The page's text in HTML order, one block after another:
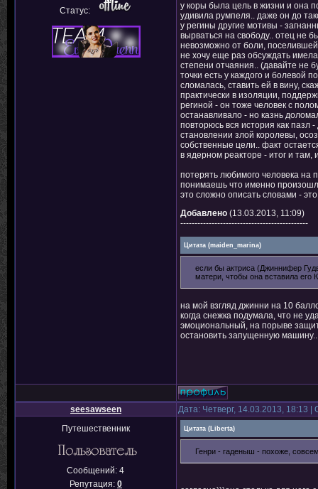
Статус:
у коры была цель в жизни и она
удивила румпеля.. даже он до
у регины другие мотивы -
вырваться на свободу.. отец не
невозможно от боли,
не хочу еще раз обсуждать
степени отчаяния.. (давайте не
точки есть у каждого и болевой
сломалась, ставить ей в вину,
практически в изоляции,
региной - он тоже человек с
останавливало - но казнь
повторюсь вся история как пазл
становлении злой королевы,
собственные цели.. факт
в ядерном реакторе - итог и
потерять любимого человека на
понимаешь что именно
это сложно описать словами -
Добавлено (13.03.2013, 11:09)
---------------------------------------------
Цитата (maiden_marina)
если бы актриса (Джиннифер
матери, чтобы она вставила его
на мой взгляд джинни на 10
когда снежка подумала, что не
эмоциональный, на порыве
остановить запущенную
seesawseen
Дата: Четверг, 14.03.2013, 18:13
Путешественник
Сообщений:4
Репутация: 0
Цитата ( Liberta)
Генри - гаденыш - похоже,